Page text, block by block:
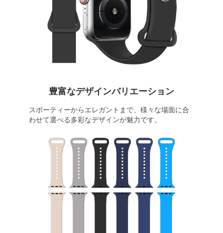
豊富なデザインバリエーション
スポーティーからエレガントまで、様々な場面に合
わせて選べる多彩なデザインが魅力です。